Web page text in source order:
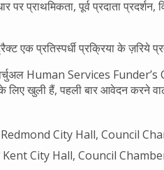
प्राथमिकता, पूर्व प्रदाता
एक प्रतिस्पर्धी प्रक्रिया के ज़रिये
Human Services Funder’s
के लिए खुली हैं, पहली बार आवेदन करने
Redmond City Hall, Council
Kent City Hall, Council